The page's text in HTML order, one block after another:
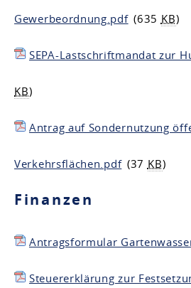
Gewerbeordnung.pdf (635 KB)
SEPA-Lastschriftmandat zur
KB)
Antrag auf Sondernutzung
Verkehrsflächen.pdf (37 KB)
Finanzen
Antragsformular
Steuererklärung zur